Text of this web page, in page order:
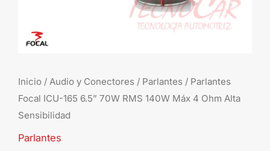
Inicio / Audio y Conectores / Parlantes / Parlantes
Focal ICU-165 6.5” 70W RMS 140W Máx 4 Ohm Alta
Sensibilidad
Parlantes
Ohm
cantidad